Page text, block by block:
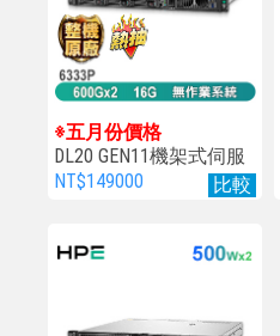
比較
※五月份價格
DL20 GEN11機架式伺服
器
NT$149000